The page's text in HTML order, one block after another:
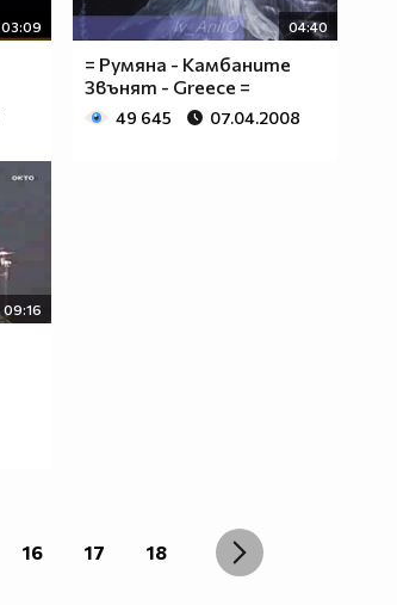
03:09 04:40
= Румяна - Камбаните
Звънят - Greece =
49 645 07.04.2008
09:16
16 17 18